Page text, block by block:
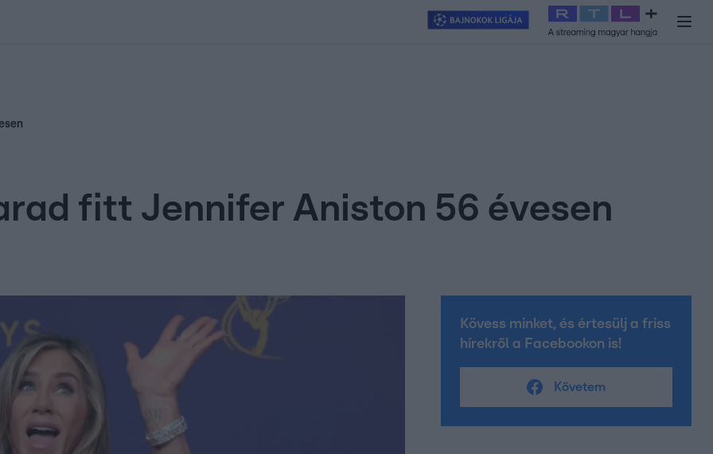
Exek csatája 2026 Celeb vagyok, ments ki innen
fitt Jennifer Aniston 56 évesen
Kövess minket, és értesülj a friss
hírekről a Facebookon is!
Követem